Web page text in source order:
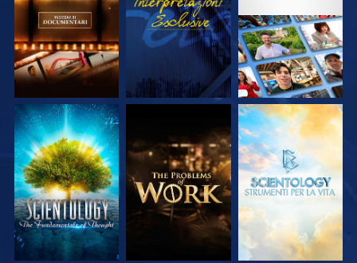
SERIE
ESPLORA LE
SERIE
ESPLORA LE
SERIE
ESPLORA LE
SERIE